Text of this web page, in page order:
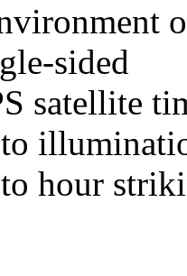
sided
satellite
hour